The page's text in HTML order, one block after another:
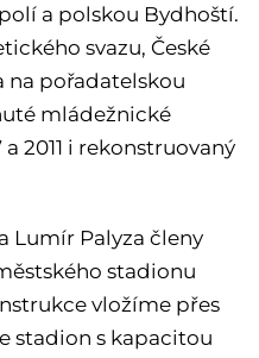
a polskou Bydhoští.
svazu, České
na pořadatelskou
mládežnické
2011 i rekonstruovaný
Lumír Palyza členy
stadionu
vložíme přes
stadion s kapacitou